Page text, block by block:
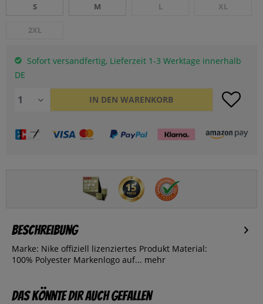
S
M L XL
2XL
Sofort versandfertig, Lieferzeit 1-3 Werktage innerhalb
DE
IN DEN WARENKORB
Beschreibung
Marke: Nike offiziell lizenziertes Produkt Material:
100% Polyester Markenlogo auf... mehr
Das könnte dir auch gefallen